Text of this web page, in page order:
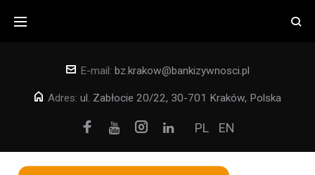
E-mail: bz.krakow@bankizywnosci.pl
Adres: ul. Zabłocie 20/22, 30-701 Kraków, Polska
FacebookInstagram
PL EN